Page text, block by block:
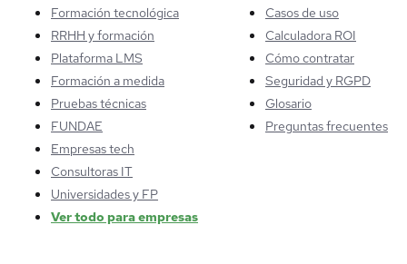
Formación tecnológica
RRHH y formación
Plataforma LMS
Formación a medida
Pruebas técnicas
FUNDAE
Empresas tech
Consultoras IT
Universidades y FP
Ver todo para empresas
Casos de uso
Calculadora ROI
Cómo contratar
Seguridad y RGPD
Glosario
Preguntas frecuentes